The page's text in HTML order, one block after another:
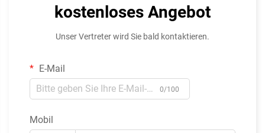
kostenloses Angebot
Unser Vertreter wird Sie bald kontaktieren.
E-Mail
0/100
Mobil